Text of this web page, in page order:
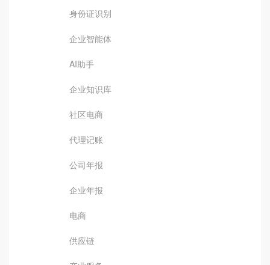
身份证识别
企业智能体
AI助手
企业知识库
社区电商
代理记账
公司年报
企业年报
电商
供应链